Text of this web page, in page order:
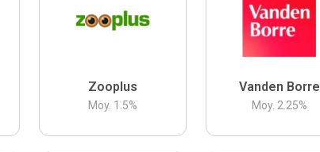
Zooplus
Moy. 1.5%
Vanden Borre
Moy. 2.25%